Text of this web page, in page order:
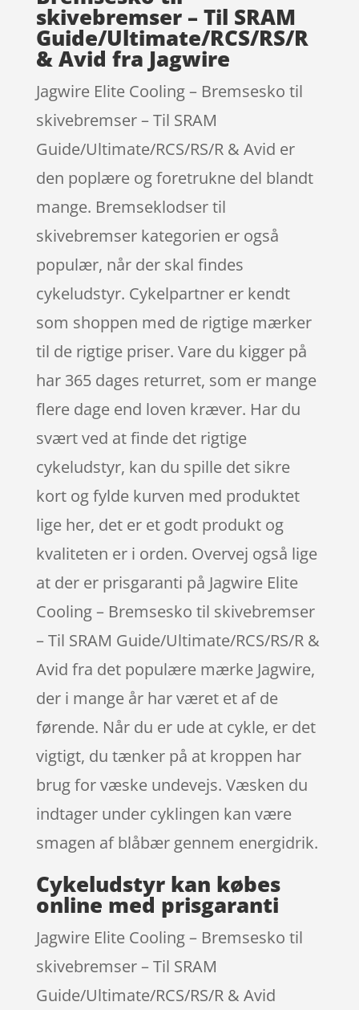
skivebremser – Til SRAM
Guide/Ultimate/RCS/RS/R
& Avid fra Jagwire
Jagwire Elite Cooling – Bremsesko til
skivebremser – Til SRAM
Guide/Ultimate/RCS/RS/R & Avid er
den poplære og foretrukne del blandt
mange. Bremseklodser til
skivebremser kategorien er også
populær, når der skal findes
cykeludstyr. Cykelpartner er kendt
som shoppen med de rigtige mærker
til de rigtige priser. Vare du kigger på
har 365 dages returret, som er mange
flere dage end loven kræver. Har du
svært ved at finde det rigtige
cykeludstyr, kan du spille det sikre
kort og fylde kurven med produktet
lige her, det er et godt produkt og
kvaliteten er i orden. Overvej også lige
at der er prisgaranti på Jagwire Elite
Cooling – Bremsesko til skivebremser
– Til SRAM Guide/Ultimate/RCS/RS/R &
Avid fra det populære mærke Jagwire,
der i mange år har været et af de
førende. Når du er ude at cykle, er det
vigtigt, du tænker på at kroppen har
brug for væske undevejs. Væsken du
indtager under cyklingen kan være
smagen af blåbær gennem energidrik.
Cykeludstyr kan købes
online med prisgaranti
Jagwire Elite Cooling – Bremsesko til
skivebremser – Til SRAM
Guide/Ultimate/RCS/RS/R & Avid